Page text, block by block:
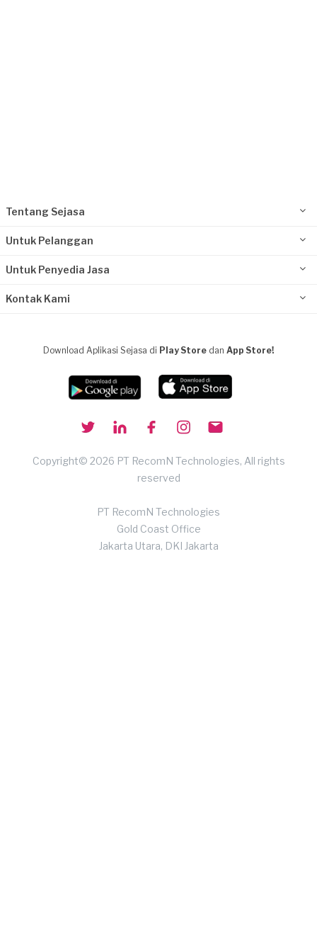
Tentang Sejasa
Untuk Pelanggan
Untuk Penyedia Jasa
Kontak Kami
Download Aplikasi Sejasa di Play Store dan App Store!
Copyright© 2026 PT RecomN Technologies, All rights
reserved
PT RecomN Technologies
Gold Coast Office
Jakarta Utara, DKI Jakarta